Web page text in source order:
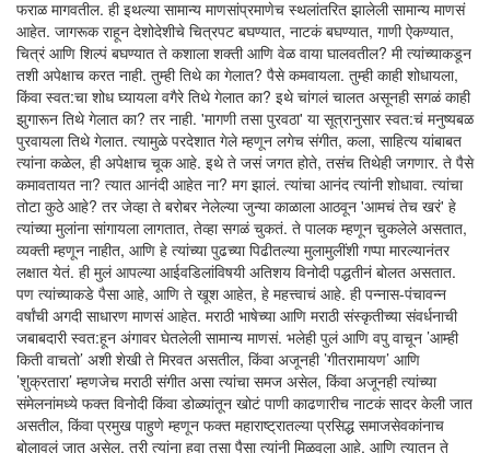
फराळ मागवतील. ही इथल्या सामान्य माणसांप्रमाणेच स्थलांतरित झालेली सामान्य माणसं
आहेत. जागरूक राहून देशोदेशीचे चित्रपट बघण्यात, नाटकं बघण्यात, गाणी ऐकण्यात,
चित्रं आणि शिल्पं बघण्यात ते कशाला शक्ती आणि वेळ वाया घालवतील? मी त्यांच्याकडून
तशी अपेक्षाच करत नाही. तुम्ही तिथे का गेलात? पैसे कमवायला. तुम्ही काही शोधायला,
किंवा स्वत:चा शोध घ्यायला वगैरे तिथे गेलात का? इथे चांगलं चालत असूनही सगळं काही
झुगारून तिथे गेलात का? तर नाही. 'मागणी तसा पुरवठा' या सूत्रानुसार स्वत:चं मनुष्यबळ
पुरवायला तिथे गेलात. त्यामुळे परदेशात गेले म्हणून लगेच संगीत, कला, साहित्य यांबाबत
त्यांना कळेल, ही अपेक्षाच चूक आहे. इथे ते जसं जगत होते, तसंच तिथेही जगणार. ते पैसे
कमावतायत ना? त्यात आनंदी आहेत ना? मग झालं. त्यांचा आनंद त्यांनी शोधावा. त्यांचा
तोटा कुठे आहे? तर जेव्हा ते बरोबर नेलेल्या जुन्या काळाला आठवून 'आमचं तेच खरं' हे
त्यांच्या मुलांना सांगायला लागतात, तेव्हा सगळं चुकतं. ते पालक म्हणून चुकलेले असतात,
व्यक्ती म्हणून नाहीत, आणि हे त्यांच्या पुढच्या पिढीतल्या मुलामुलींशी गप्पा मारल्यानंतर
लक्षात येतं. ही मुलं आपल्या आईवडिलांविषयी अतिशय विनोदी पद्धतीनं बोलत असतात.
पण त्यांच्याकडे पैसा आहे, आणि ते खूश आहेत, हे महत्त्वाचं आहे. ही पन्नास-पंचावन्न
वर्षांची अगदी साधारण माणसं आहेत. मराठी भाषेच्या आणि मराठी संस्कृतीच्या संवर्धनाची
जबाबदारी स्वत:हून अंगावर घेतलेली सामान्य माणसं. भलेही पुलं आणि वपु वाचून ’आम्ही
किती वाचतो’ अशी शेखी ते मिरवत असतील, किंवा अजूनही ’गीतरामायण’ आणि
’शुक्रतारा’ म्हणजेच मराठी संगीत असा त्यांचा समज असेल, किंवा अजूनही त्यांच्या
संमेलनांमध्ये फक्त विनोदी किंवा डोळ्यांतून खोटं पाणी काढणारीच नाटकं सादर केली जात
असतील, किंवा प्रमुख पाहुणे म्हणून फक्त महाराष्ट्रातल्या प्रसिद्ध समाजसेवकांनाच
बोलावलं जात असेल, तरी त्यांना हवा तसा पैसा त्यांनी मिळवला आहे, आणि त्यातून ते